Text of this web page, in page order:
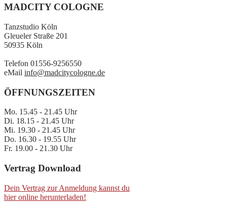
MADCITY COLOGNE
Tanzstudio Köln
Gleueler Straße 201
50935 Köln
Telefon 01556-9256550
eMail info@madcitycologne.de
ÖFFNUNGSZEITEN
Mo. 15.45 - 21.45 Uhr
Di. 18.15 - 21.45 Uhr
Mi. 19.30 - 21.45 Uhr
Do. 16.30 - 19.55 Uhr
Fr. 19.00 - 21.30 Uhr
Vertrag Download
Dein Vertrag zur Anmeldung kannst du
hier online herunterladen!